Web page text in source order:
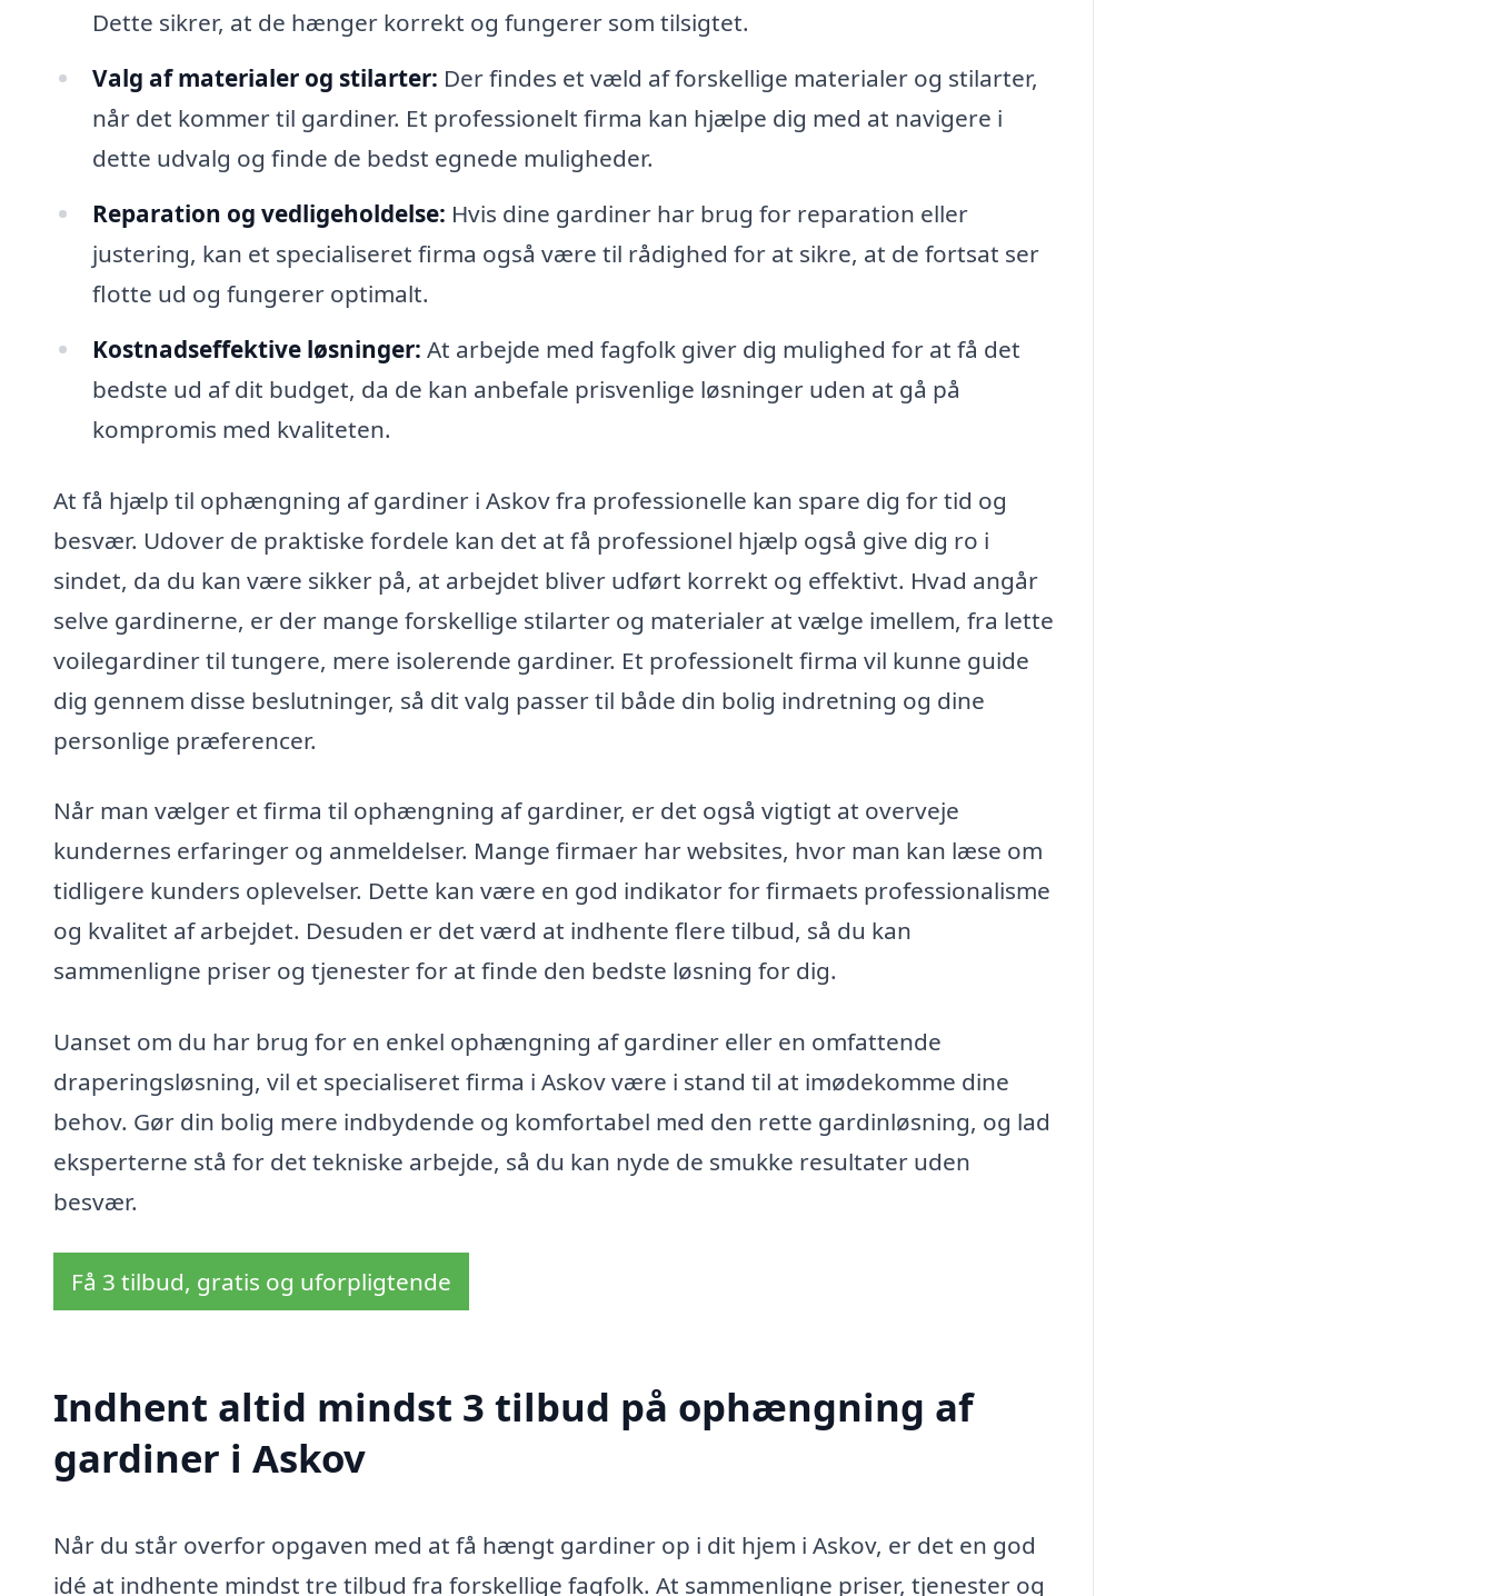
Dette sikrer, at de hænger korrekt og fungerer som tilsigtet.
Valg af materialer og stilarter: Der findes et væld af forskellige materialer og stilarter,
når det kommer til gardiner. Et professionelt firma kan hjælpe dig med at navigere i
dette udvalg og finde de bedst egnede muligheder.
Reparation og vedligeholdelse: Hvis dine gardiner har brug for reparation eller
justering, kan et specialiseret firma også være til rådighed for at sikre, at de fortsat ser
flotte ud og fungerer optimalt.
Kostnadseffektive løsninger: At arbejde med fagfolk giver dig mulighed for at få det
bedste ud af dit budget, da de kan anbefale prisvenlige løsninger uden at gå på
kompromis med kvaliteten.
At få hjælp til ophængning af gardiner i Askov fra professionelle kan spare dig for tid og
besvær. Udover de praktiske fordele kan det at få professionel hjælp også give dig ro i
sindet, da du kan være sikker på, at arbejdet bliver udført korrekt og effektivt. Hvad angår
selve gardinerne, er der mange forskellige stilarter og materialer at vælge imellem, fra lette
voilegardiner til tungere, mere isolerende gardiner. Et professionelt firma vil kunne guide
dig gennem disse beslutninger, så dit valg passer til både din bolig indretning og dine
personlige præferencer.
Når man vælger et firma til ophængning af gardiner, er det også vigtigt at overveje
kundernes erfaringer og anmeldelser. Mange firmaer har websites, hvor man kan læse om
tidligere kunders oplevelser. Dette kan være en god indikator for firmaets professionalisme
og kvalitet af arbejdet. Desuden er det værd at indhente flere tilbud, så du kan
sammenligne priser og tjenester for at finde den bedste løsning for dig.
Uanset om du har brug for en enkel ophængning af gardiner eller en omfattende
draperingsløsning, vil et specialiseret firma i Askov være i stand til at imødekomme dine
behov. Gør din bolig mere indbydende og komfortabel med den rette gardinløsning, og lad
eksperterne stå for det tekniske arbejde, så du kan nyde de smukke resultater uden
besvær.
Få 3 tilbud, gratis og uforpligtende
Indhent altid mindst 3 tilbud på ophængning af
gardiner i Askov
Når du står overfor opgaven med at få hængt gardiner op i dit hjem i Askov, er det en god
idé at indhente mindst tre tilbud fra forskellige fagfolk. At sammenligne priser, tjenester og